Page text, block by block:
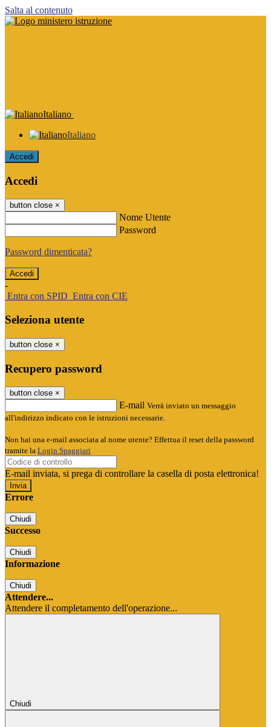
Salta al contenuto
Italiano
Italiano
Accedi
Accedi
button close ×
Nome Utente
Password
Password dimenticata?
-
Entra con SPID Entra con CIE
Seleziona utente
button close ×
Recupero password
button close ×
E-mail Verrà inviato un messaggio
all'indirizzo indicato con le istruzioni necessarie.
Non hai una e-mail associata al nome utente? Effettua il reset della password
tramite la Login Spaggiari
E-mail inviata, si prega di controllare la casella di posta elettronica!
Errore
Chiudi
Successo
Chiudi
Informazione
Chiudi
Attendere...
Attendere il completamento dell'operazione...
Chiudi